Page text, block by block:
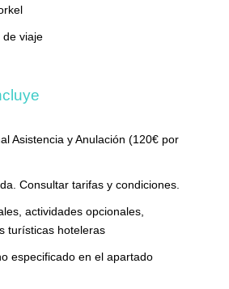
de viaje
Asistencia y Anulación (120€ por
Consultar tarifas y condiciones.
actividades opcionales,
turísticas hoteleras
especificado en el apartado